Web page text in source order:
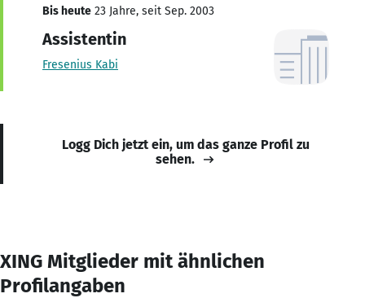
Bis heute 23 Jahre, seit Sep. 2003
Assistentin
Fresenius Kabi
Logg Dich jetzt ein, um das ganze Profil zu
sehen.
XING Mitglieder mit ähnlichen
Profilangaben